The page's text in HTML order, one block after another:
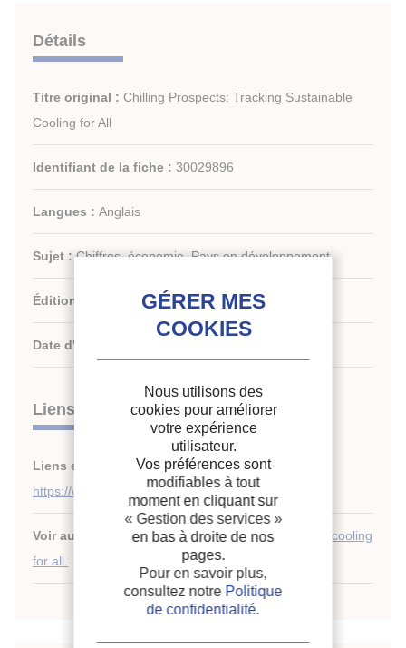
Détails
Titre original : Chilling Prospects: Tracking Sustainable
Cooling for All
Identifiant de la fiche : 30029896
Langues : Anglais
Sujet :Chiffres, économie, Pays en développement
Édition : Sustainable Energy for All - Autriche
Date d'édition :
Liens
Liens externes :
https://www.seforall.org/chilling-prospects-2022
Voir aussi :
Chilling prospects: tracking sustainable cooling
for all.
Nous utilisons des
cookies pour améliorer
votre expérience
utilisateur.
Vos préférences sont
modifiables à tout
moment en cliquant sur
« Gestion des services »
en bas à droite de nos
pages.
Pour en savoir plus,
consultez notre Politique
de confidentialité.